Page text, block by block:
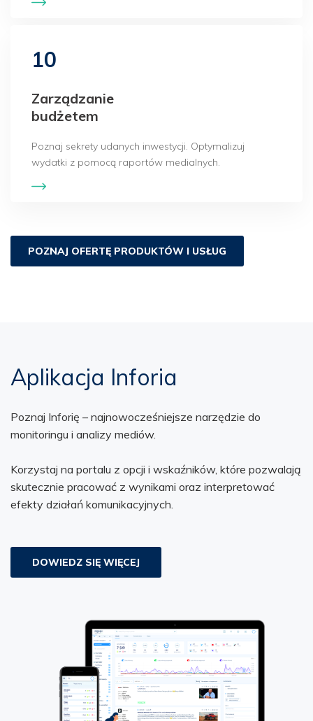
10
Zarządzanie
budżetem
Poznaj sekrety udanych inwestycji. Optymalizuj
wydatki z pomocą raportów medialnych.
POZNAJ OFERTĘ PRODUKTÓW I USŁUG
Aplikacja Inforia
Poznaj Inforię – najnowocześniejsze narzędzie do
monitoringu i analizy mediów.
Korzystaj na portalu z opcji i wskaźników, które pozwalają
skutecznie pracować z wynikami oraz interpretować
efekty działań komunikacyjnych.
DOWIEDZ SIĘ WIĘCEJ